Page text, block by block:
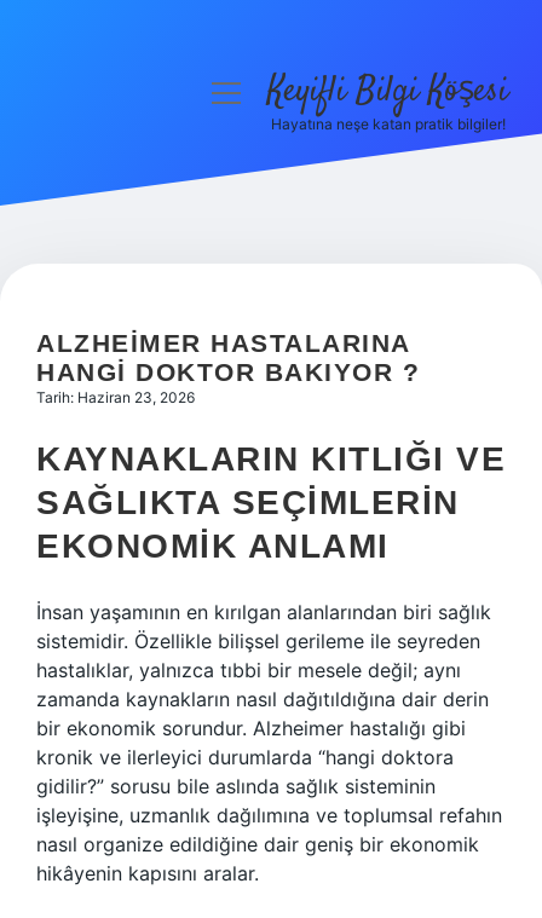
Hakkımızda
menüyüKeyifli Bilgi Köşesi
Hayatına neşe katan pratik bilgiler!
ALZHEIMER HASTALARINA
HANGI DOKTOR BAKIYOR ?
Tarih: Haziran 23, 2026
KAYNAKLARIN KITLIĞI VE
SAĞLIKTA SEÇIMLERIN
EKONOMIK ANLAMI
İnsan yaşamının en kırılgan alanlarından biri sağlık
sistemidir. Özellikle bilişsel gerileme ile seyreden
hastalıklar, yalnızca tıbbi bir mesele değil; aynı
zamanda kaynakların nasıl dağıtıldığına dair derin
bir ekonomik sorundur. Alzheimer hastalığı gibi
kronik ve ilerleyici durumlarda “hangi doktora
gidilir?” sorusu bile aslında sağlık sisteminin
işleyişine, uzmanlık dağılımına ve toplumsal refahın
nasıl organize edildiğine dair geniş bir ekonomik
hikâyenin kapısını aralar.